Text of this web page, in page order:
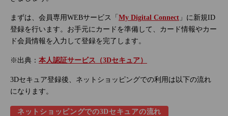
まずは、会員専用WEBサービス「 My Digital Connect 」に新規ID
登録を行います。お手元にカードを準備して、カード情報やカー
ド会員情報を入力して登録を完了します。
※出典： 本人認証サービス（3Dセキュア）
3Dセキュア登録後、ネットショッピングでの利用は以下の流れ
になります。
ネットショッピングでの3Dセキュアの流れ